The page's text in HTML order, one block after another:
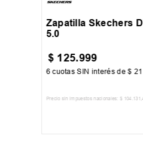
Zapatilla Skechers
5.0
$ 125.999
6 cuotas SIN interés de$ 21
Precio sin impuestos nacionales: $ 104 131 ,